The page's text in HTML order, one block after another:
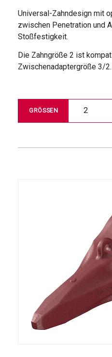
Universal-Zahndesign mit
zwischen Penetration und
Stoßfestigkeit.
Die Zahngröße 2 ist
Zwischenadaptergröße 3/2.
GRÖSSEN 2